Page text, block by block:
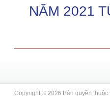
NĂM 2021
Copyright © 2026 Bản quyền thuộc